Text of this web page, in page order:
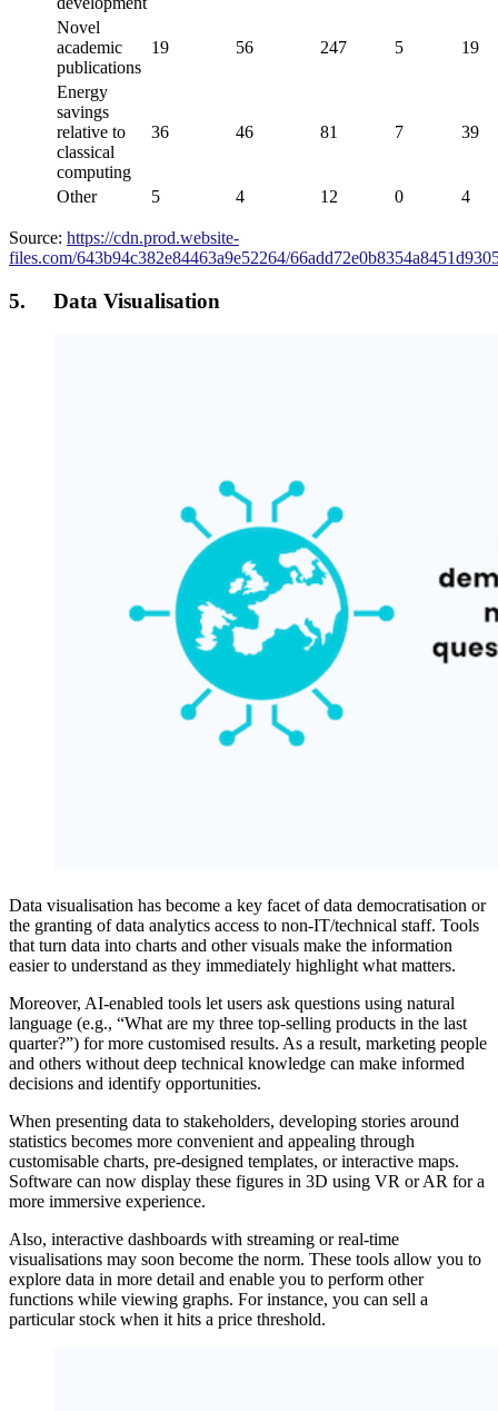
Novel
academic
publications
19 56 247 5 19
Energy
savings
relative to
classical
computing
36 46 81 7 39
Other 5 4 12 0 4
Source: https://cdn.prod.website-
files.com/643b94c382e84463a9e52264/
5. Data Visualisation
Data visualisation has become a key facet of data democratisation or
the granting of data analytics access to non-IT/technical staff. Tools
that turn data into charts and other visuals make the information
easier to understand as they immediately highlight what matters.
Moreover, AI-enabled tools let users ask questions using natural
language (e.g., “What are my three top-selling products in the last
quarter?”) for more customised results. As a result, marketing people
and others without deep technical knowledge can make informed
decisions and identify opportunities.
When presenting data to stakeholders, developing stories around
statistics becomes more convenient and appealing through
customisable charts, pre-designed templates, or interactive maps.
Software can now display these figures in 3D using VR or AR for a
more immersive experience.
Also, interactive dashboards with streaming or real-time
visualisations may soon become the norm. These tools allow you to
explore data in more detail and enable you to perform other
functions while viewing graphs. For instance, you can sell a
particular stock when it hits a price threshold.